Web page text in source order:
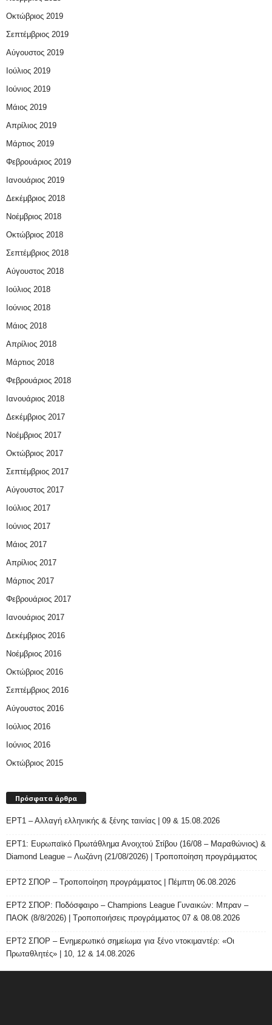
Οκτώβριος 2019
Σεπτέμβριος 2019
Αύγουστος 2019
Ιούλιος 2019
Ιούνιος 2019
Μάιος 2019
Απρίλιος 2019
Μάρτιος 2019
Φεβρουάριος 2019
Ιανουάριος 2019
Δεκέμβριος 2018
Νοέμβριος 2018
Οκτώβριος 2018
Σεπτέμβριος 2018
Αύγουστος 2018
Ιούλιος 2018
Ιούνιος 2018
Μάιος 2018
Απρίλιος 2018
Μάρτιος 2018
Φεβρουάριος 2018
Ιανουάριος 2018
Δεκέμβριος 2017
Νοέμβριος 2017
Οκτώβριος 2017
Σεπτέμβριος 2017
Αύγουστος 2017
Ιούλιος 2017
Ιούνιος 2017
Μάιος 2017
Απρίλιος 2017
Μάρτιος 2017
Φεβρουάριος 2017
Ιανουάριος 2017
Δεκέμβριος 2016
Νοέμβριος 2016
Οκτώβριος 2016
Σεπτέμβριος 2016
Αύγουστος 2016
Ιούλιος 2016
Ιούνιος 2016
Οκτώβριος 2015
Πρόσφατα άρθρα
ΕΡΤ1 – Αλλαγή ελληνικής & ξένης ταινίας | 09 & 15.08.2026
ΕΡΤ1: Ευρωπαϊκό Πρωτάθλημα Ανοιχτού Στίβου (16/08 – Μαραθώνιος) &
Diamond League – Λωζάνη (21/08/2026) | Τροποποίηση προγράμματος
ΕΡΤ2 ΣΠΟΡ – Τροποποίηση προγράμματος | Πέμπτη 06.08.2026
ΕΡΤ2 ΣΠΟΡ: Ποδόσφαιρο – Champions League Γυναικών: Μπραν –
ΠΑΟΚ (8/8/2026) | Τροποποιήσεις προγράμματος 07 & 08.08.2026
ΕΡΤ2 ΣΠΟΡ – Ενημερωτικό σημείωμα για ξένο ντοκιμαντέρ: «Οι
Πρωταθλητές» | 10, 12 & 14.08.2026